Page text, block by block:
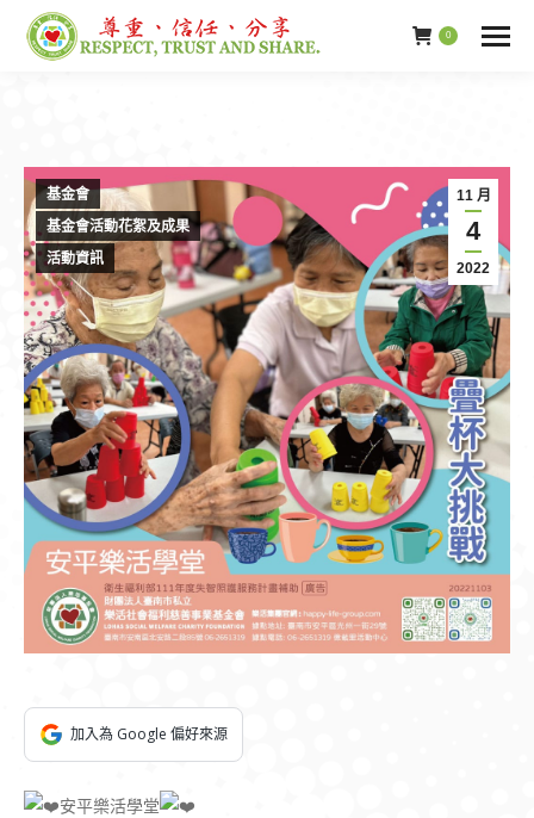
0
11 月
4
2022
基金會
基金會活動花絮及成果
活動資訊
加入為 Google 偏好來源
安平樂活學堂